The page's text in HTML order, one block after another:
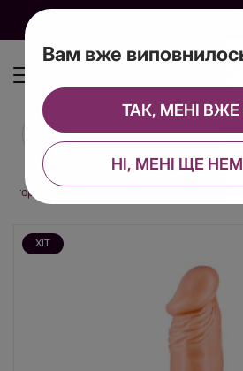
Фалоімітатор Real Body — Real
ХІТ
Вам вже
НІ, МЕНІ ЩЕ
ТАК, МЕНІ ВЖЕ